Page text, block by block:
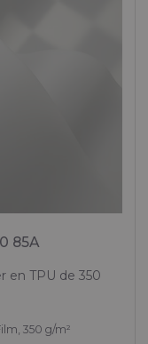
85A
en TPU de 350
350 g/m²